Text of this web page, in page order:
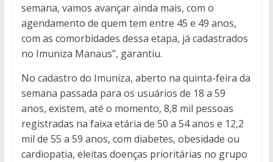
semana, vamos avançar ainda mais, com o
agendamento de quem tem entre 45 e 49 anos,
com as comorbidades dessa etapa, já cadastrados
no Imuniza Manaus”, garantiu.
No cadastro do Imuniza, aberto na quinta-feira da
semana passada para os usuários de 18 a 59
anos, existem, até o momento, 8,8 mil pessoas
registradas na faixa etária de 50 a 54 anos e 12,2
mil de 55 a 59 anos, com diabetes, obesidade ou
cardiopatia, eleitas doenças prioritárias no grupo